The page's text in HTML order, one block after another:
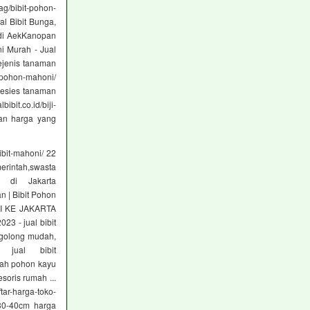
bibit-pohon-
Bibit Bunga,
AekKanopan
Murah - Jual
tanaman
mahoni/
tanaman
biji-
harga yang
mahoni/ 22
di Jakarta
| Bibit Pohon
JAKARTA
- jual bibit
mudah,
jual bibit
pohon kayu
rumah ...
harga-toko-
40cm harga